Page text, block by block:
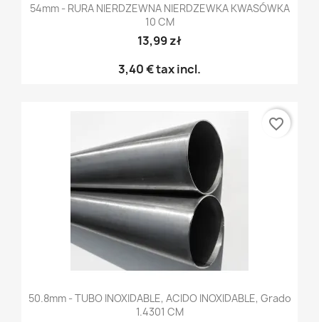
54mm - RURA NIERDZEWNA NIERDZEWKA KWASÓWKA
10 CM
13,99 zł
3,40 €tax incl.
50.8mm - TUBO INOXIDABLE, ACIDO INOXIDABLE, Grado
1.4301 CM
favorite_border